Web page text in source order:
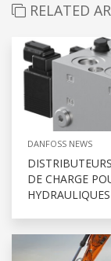
RELATED
DANFOSS NEWS
DE CHARGE